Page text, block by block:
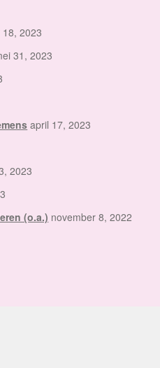
2023
31, 2023
april 17, 2023
2023
(o.a.) november 8, 2022